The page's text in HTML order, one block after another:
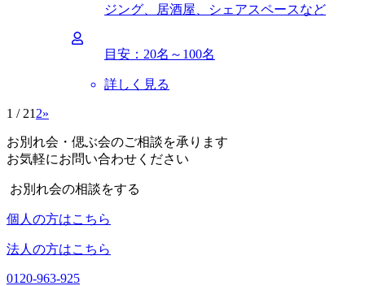
ジング、居酒屋、シェアスペースなど
目安：20名～100名
詳しく見る
1 / 21 2»
お別れ会・偲ぶ会のご相談を承ります
お気軽にお問い合わせください
お別れ会の相談をする
個人の方はこちら
法人の方はこちら
0120-963-925